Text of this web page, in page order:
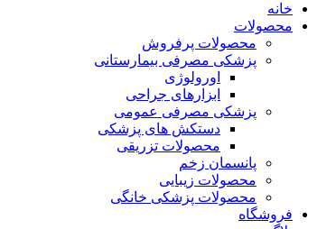
خانه
محصولات
محصولات پرفروش
پزشکی مصرفی بیمارستانی
اورولوژی
ابزارهای جراحی
پزشکی مصرفی عمومی
دستکش های پزشکی
محصولات تزریقی
پانسمان زخم
محصولات زیبایی
محصولات پزشکی خانگی
فروشگاه